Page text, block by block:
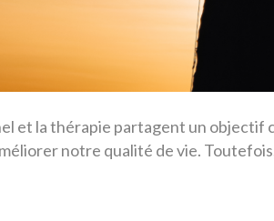
et la thérapie partagent un objectif
notre qualité de vie.